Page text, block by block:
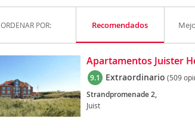
ORDENAR POR: Recomendados
Apartamentos Juister
9.1 Extraordinario (509
Strandpromenade 2,
Juist